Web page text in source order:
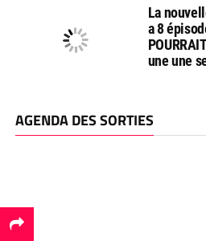
La
a 8
une une
AGENDA DES SORTIES